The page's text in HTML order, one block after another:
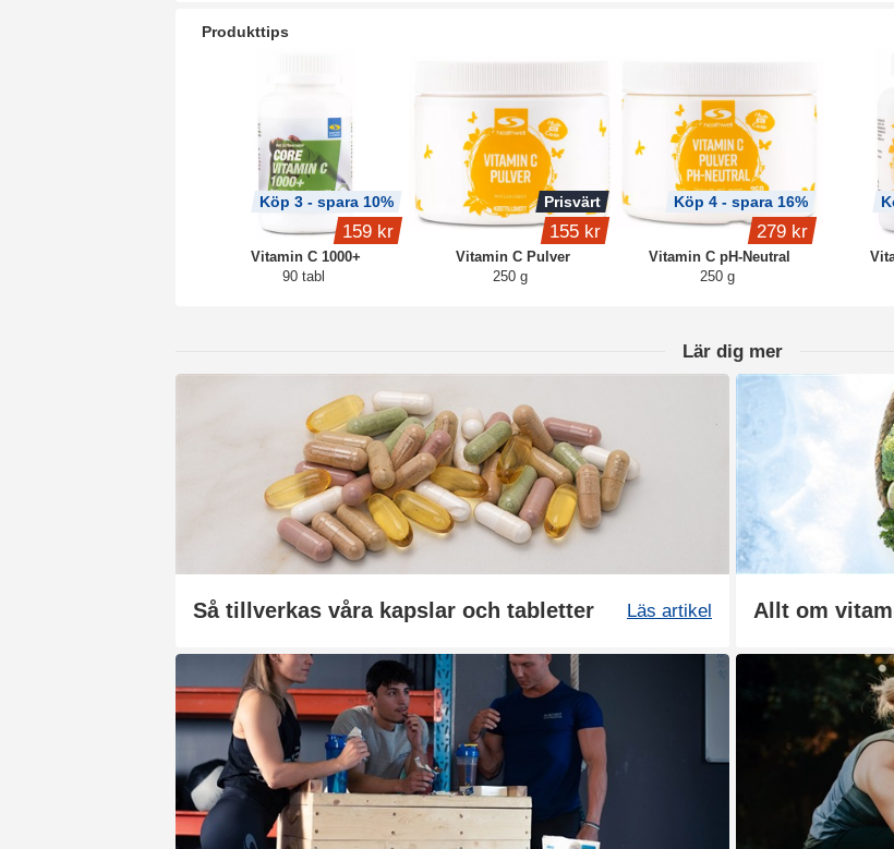
Produkttips
Vitamin C 1000+
90 tabl
Köp 3 - spara 10%
159 kr
Vitamin C Pulver
250 g
Prisvärt
155 kr
Vitamin C pH-Neutral
250 g
Köp 4 - spara 16%
279 kr
Lär dig mer
Så tillverkas våra kapslar och tabletter Läs artikel Allt om